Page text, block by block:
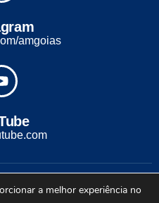
amgoias
Corporativas
a melhor experiência no